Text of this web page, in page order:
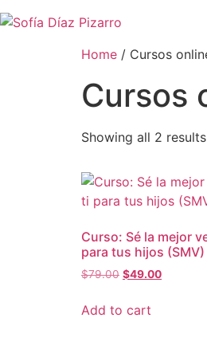
Skip
to
Home / Cursos
Cursos
Showing all 2 results
Curso: Sé la mejor
para tus hijos (SMV)
$79.00 Original
was:
$49.00Current
Add to cart